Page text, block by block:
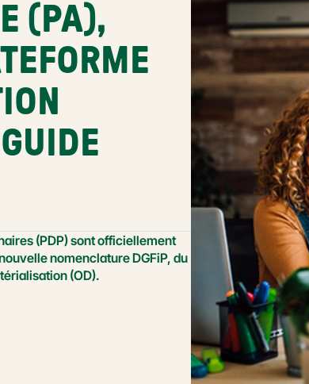
(PA),
(PDP) sont officiellement
nomenclature DGFiP, du
(OD).